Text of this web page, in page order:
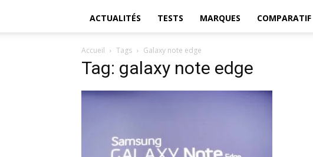
ACTUALITÉS TESTS MARQUES COMPARATIF
Accueil Tags Galaxy note edge
Tag: galaxy note edge